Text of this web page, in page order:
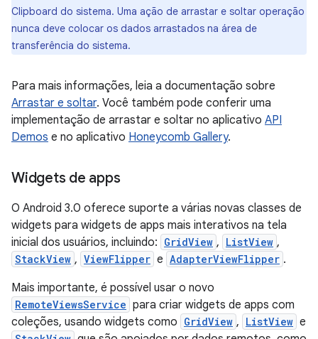
Clipboard do sistema. Uma ação de arrastar e soltar operação
nunca deve colocar os dados arrastados na área de
transferência do sistema.
Para mais informações, leia a documentação sobre
Arrastar e soltar. Você também pode conferir uma
implementação de arrastar e soltar no aplicativo API
Demos e no aplicativo Honeycomb Gallery.
Widgets de apps
O Android 3.0 oferece suporte a várias novas classes de
widgets para widgets de apps mais interativos na tela
inicial dos usuários, incluindo: GridView , ListView ,
StackView , ViewFlipper e AdapterViewFlipper .
Mais importante, é possível usar o novo
RemoteViewsService para criar widgets de apps com
coleções, usando widgets como GridView , ListView e